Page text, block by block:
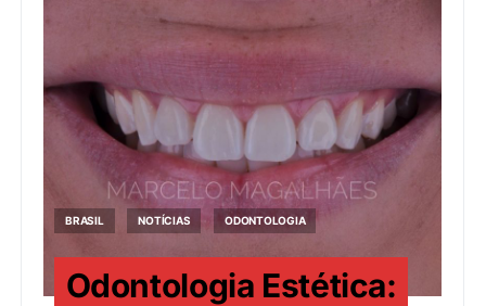
BRASIL NOTÍCIAS ODONTOLOGIA
Odontologia Estética: